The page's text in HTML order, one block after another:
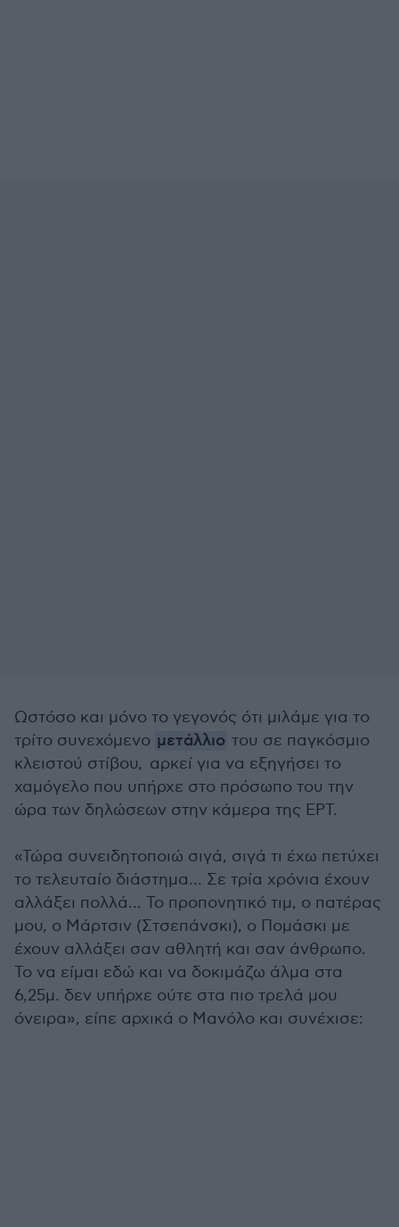
Ωστόσο και μόνο το γεγονός ότι μιλάμε για το
τρίτο συνεχόμενο μετάλλιο του σε παγκόσμιο
κλειστού στίβου, αρκεί για να εξηγήσει το
χαμόγελο που υπήρχε στο πρόσωπο του την
ώρα των δηλώσεων στην κάμερα της ΕΡΤ.
«Τώρα συνειδητοποιώ σιγά, σιγά τι έχω πετύχει
το τελευταίο διάστημα... Σε τρία χρόνια έχουν
αλλάξει πολλά... Το προπονητικό τιμ, ο πατέρας
μου, ο Μάρτσιν (Στσεπάνσκι), ο Πομάσκι με
έχουν αλλάξει σαν αθλητή και σαν άνθρωπο.
Το να είμαι εδώ και να δοκιμάζω άλμα στα
6,25μ. δεν υπήρχε ούτε στα πιο τρελά μου
όνειρα», είπε αρχικά ο Μανόλο και συνέχισε: